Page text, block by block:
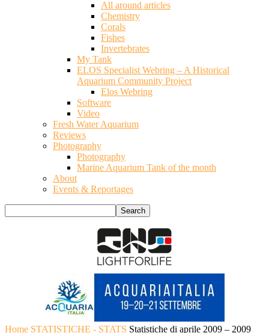
All around articles
Chemistry
Corals
Fishes
Invertebrates
My Tank
ELOS Specialist Webring – A Historical
Aquarium Community Project
Elos Webring
Software
Video
Fresh Water Aquarium
Reviews
Photography
Photography
Marine Aquarium Tank of the month
About
Events & Reportages
Home STATISTICHE - STATS Statistiche di aprile 2009 – 2009